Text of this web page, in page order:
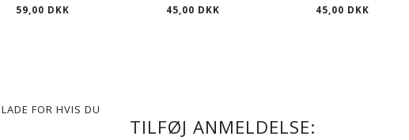
59,00 DKK
45,00 DKK
45,00 DKK
FOR HVIS DU
TILFØJ ANMELDELSE: